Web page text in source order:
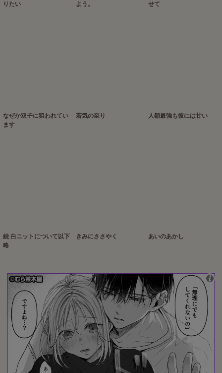
りたい
よう。
せて
なぜか双子に狙われてい
ます
若気の至り 人類最強も彼には甘い
続 白ニットについて以下
略
きみにささやく あいのあかし